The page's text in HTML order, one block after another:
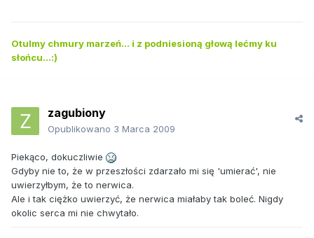
Otulmy chmury marzeń... i z podniesioną głową lećmy ku
słońcu...:)
zagubiony
Opublikowano 3 Marca 2009
Piekąco, dokuczliwie
Gdyby nie to, że w przeszłości zdarzało mi się 'umierać', nie
uwierzyłbym, że to nerwica.
Ale i tak ciężko uwierzyć, że nerwica miałaby tak boleć. Nigdy
okolic serca mi nie chwytało.